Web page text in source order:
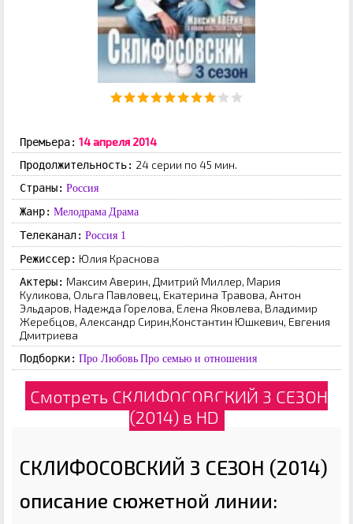
Премьера: 14 апреля 2014
Продолжительность: 24 серии по 45 мин.
Страны: Россия
Жанр: Мелодрама Драма
Телеканал: Россия 1
Режиссер: Юлия Краснова
Актеры: Максим Аверин, Дмитрий Миллер, Мария
Куликова, Ольга Павловец, Екатерина Травова, Антон
Эльдаров, Надежда Горелова, Елена Яковлева, Владимир
Жеребцов, Александр Сирин,Константин Юшкевич, Евгения
Дмитриева
Подборки: Про Любовь Про семью и отношения
Смотреть СКЛИФОСОВСКИЙ 3 СЕЗОН
(2014) в HD
СКЛИФОСОВСКИЙ 3 СЕЗОН (2014)
описание сюжетной линии: